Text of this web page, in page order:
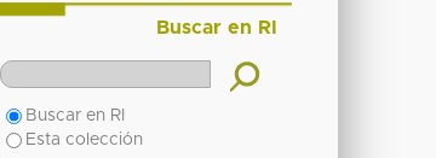
Buscar en RI
Buscar en RI
Esta colección